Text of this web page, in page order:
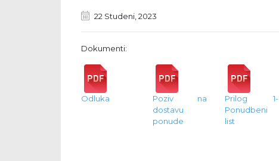
22 Studeni, 2023
Dokumenti:
Odluka
Poziv na
dostavu
ponude
Prilog 1-
Ponudbeni
list